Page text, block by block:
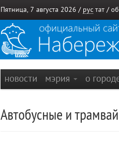
Пятница, 7 августа 2026 / рус тат /
новости мэрия о
Автобусные и